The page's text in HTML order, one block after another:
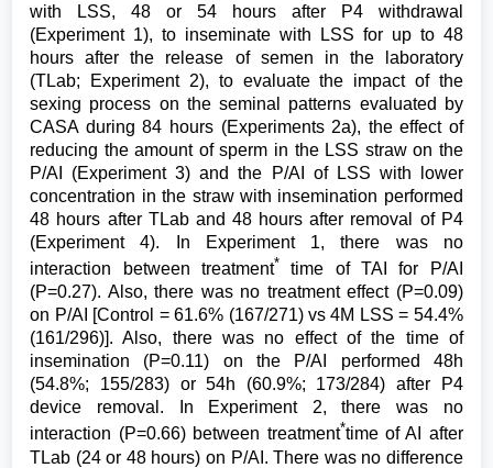
with LSS, 48 or 54 hours after P4 withdrawal
(Experiment 1), to inseminate with LSS for up to 48
hours after the release of semen in the laboratory
(TLab; Experiment 2), to evaluate the impact of the
sexing process on the seminal patterns evaluated by
CASA during 84 hours (Experiments 2a), the effect of
reducing the amount of sperm in the LSS straw on the
P/AI (Experiment 3) and the P/AI of LSS with lower
concentration in the straw with insemination performed
48 hours after TLab and 48 hours after removal of P4
(Experiment 4). In Experiment 1, there was no
interaction between treatment* time of TAI for P/AI
(P=0.27). Also, there was no treatment effect (P=0.09)
on P/AI [Control = 61.6% (167/271) vs 4M LSS = 54.4%
(161/296)]. Also, there was no effect of the time of
insemination (P=0.11) on the P/AI performed 48h
(54.8%; 155/283) or 54h (60.9%; 173/284) after P4
device removal. In Experiment 2, there was no
interaction (P=0.66) between treatment*time of AI after
TLab (24 or 48 hours) on P/AI. There was no difference